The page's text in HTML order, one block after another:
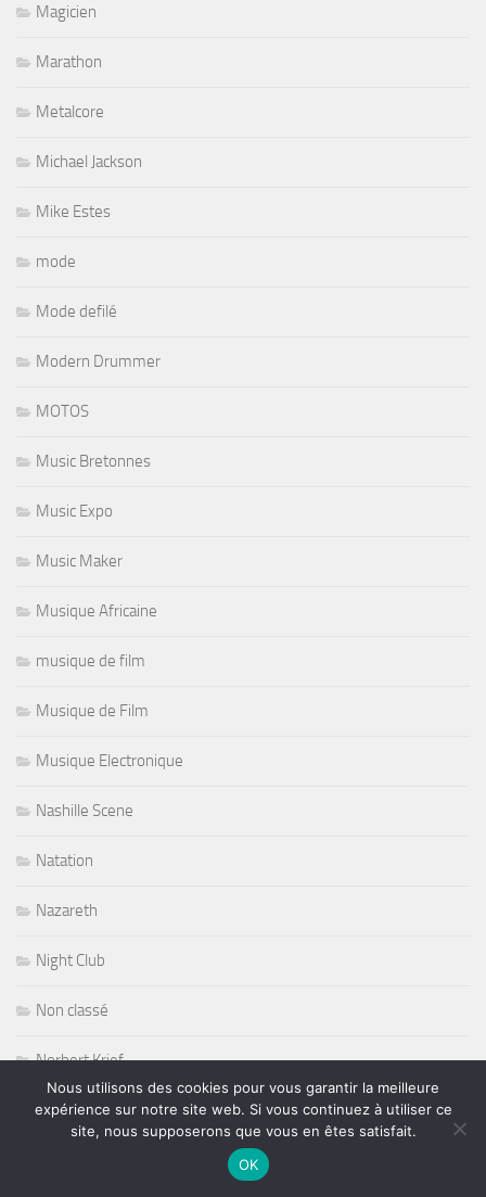
Magicien
Marathon
Metalcore
Michael Jackson
Mike Estes
mode
Mode defilé
Modern Drummer
MOTOS
Music Bretonnes
Music Expo
Music Maker
Musique Africaine
musique de film
Musique de Film
Musique Electronique
Nashille Scene
Natation
Nazareth
Night Club
Non classé
Norbert Krief
Nous Productions
Nous utilisons des cookies pour vous garantir la meilleure
expérience sur notre site web. Si vous continuez à utiliser ce
site, nous supposerons que vous en êtes satisfait.
OK